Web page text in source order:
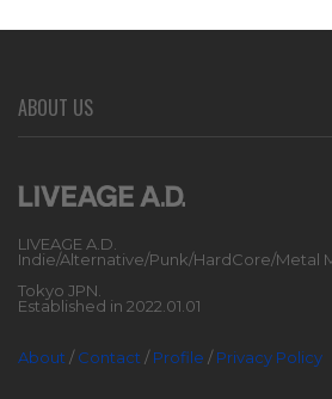
ABOUT US
LIVEAGE A.D.
Indie/Alternative/Punk/HardCore/Metal
Tokyo JPN.
Established in 2022.01.01
About /Contact /Profile /Privacy Policy